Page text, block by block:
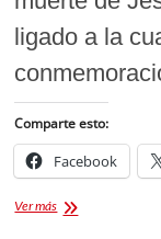
ligado a la
Comparte esto:
Facebook
Ver másEl